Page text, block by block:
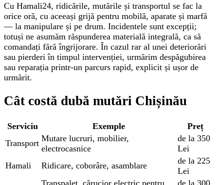
Cu Hamali24, ridicările, mutările și transportul se fac la
orice oră, cu aceeași grijă pentru mobilă, aparate și marfă
— la manipulare și pe drum. Incidentele sunt excepții;
totuși ne asumăm răspunderea materială integrală, ca să
comandați fără îngrijorare. În cazul rar al unei deteriorări
sau pierderi în timpul intervenției, urmărim despăgubirea
sau reparația printr-un parcurs rapid, explicit și ușor de
urmărit.
Cât costă dubă mutări Chișinău
Serviciu Exemple
Preț
Transport Mutare lucruri, mobilier,
electrocasnice
de la 350
Lei
Hamali
Ridicare, coborâre, asamblare
de la 225
Lei
Transpalet, cărucior electric pentru
de la 300